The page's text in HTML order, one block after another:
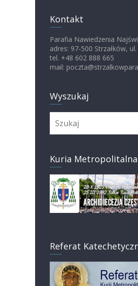
Kontakt
Parafia Nawiedzenia
adres: 97-500 Strzałków,
tel. +48 602 888 665
mail:
Wyszukaj
Kuria Metropolitalna
Referat